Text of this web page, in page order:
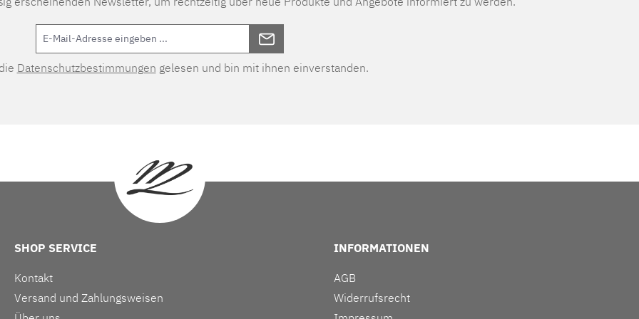
Datenschutzbestimmungen gelesen und bin mit ihnen einverstanden.
SHOP SERVICE
Kontakt
Versand und Zahlungsweisen
INFORMATIONEN
AGB
Widerrufsrecht